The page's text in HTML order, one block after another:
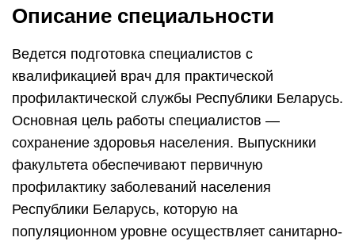
Описание специальности
Ведется подготовка специалистов с
квалификацией врач для практической
профилактической службы Республики Беларусь.
Основная цель работы специалистов —
сохранение здоровья населения. Выпускники
факультета обеспечивают первичную
профилактику заболеваний населения
Республики Беларусь, которую на
популяционном уровне осуществляет санитарно-